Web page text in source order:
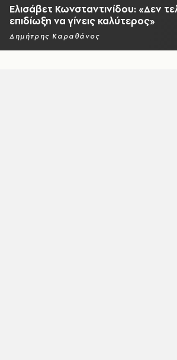
Ελισάβετ Κωνσταντινίδου: «Δεν
επιδίωξη να γίνεις καλύτερος»
Δημήτρης Καραθάνος